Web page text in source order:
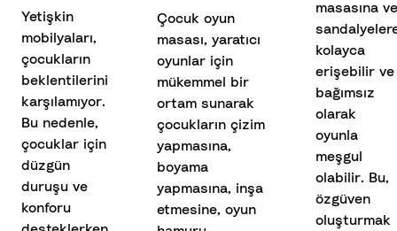
Yetişkin
mobilyaları,
çocukların
beklentilerini
karşılamıyor.
Bu nedenle,
çocuklar için
düzgün
duruşu ve
konforu
Çocuk oyun
masası, yaratıcı
oyunlar için
mükemmel bir
ortam sunarak
çocukların çizim
yapmasına,
boyama
yapmasına, inşa
etmesine, oyun
masasına ve
kolayca
erişebilir ve
bağımsız
olarak
oyunla
meşgul
olabilir. Bu,
özgüven
oluşturmak